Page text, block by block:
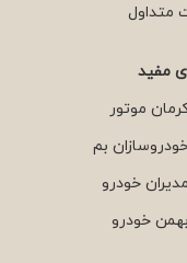
متداول
مفید
موتور
بم
خودرو
خودرو